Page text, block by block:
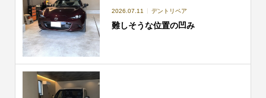
2026.07.11 デントリペア
難しそうな位置の凹み